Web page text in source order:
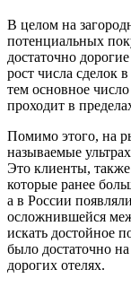
В целом на
потенциальных
достаточно
рост числа сделок
тем основное
проходит в
Помимо этого, на
называемые
Это клиенты,
которые ранее
а в России
осложнившейся
искать достойное
было достаточно на
дорогих отелях.